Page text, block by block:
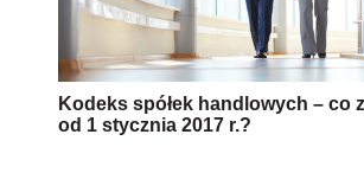
Kodeks spółek handlowych – co
od 1 stycznia 2017 r.?